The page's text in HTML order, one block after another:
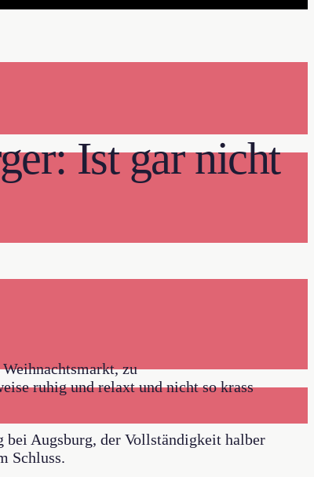
Ist gar nicht
zu
ruhig und relaxt und nicht so krass
Augsburg, der Vollständigkeit halber
Schluss.